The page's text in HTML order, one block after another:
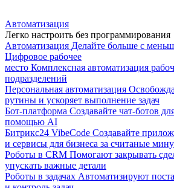
Автоматизация
Легко настроить без программирования
Автоматизация Делайте больше с
Цифровое рабочее
место Комплексная автоматизация
подразделений
Персональная автоматизация
рутины и ускоряет выполнение задач
Бот-платформа Создавайте чат-ботов
помощью AI
Битрикс24 VibeCode Создавайте
и сервисы для бизнеса за считаные
Роботы в CRM Помогают закрывать
упускать важные детали
Роботы в задачах Автоматизируют